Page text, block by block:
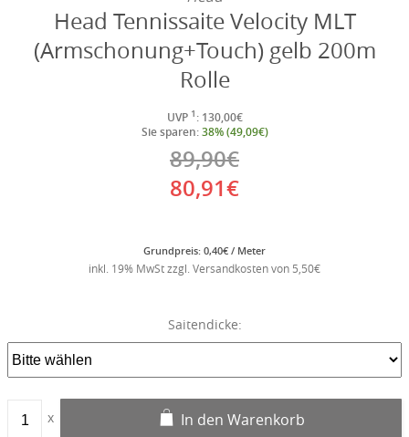
Head Tennissaite Velocity MLT
(Armschonung+Touch) gelb 200m
Rolle
UVP 1 : 130,00€
Sie sparen:38% (49,09€)
89,90€
80,91€
Grundpreis: 0,40€ / Meter
inkl. 19% MwSt zzgl. Versandkosten von 5,50€
Saitendicke:
In den Warenkorb